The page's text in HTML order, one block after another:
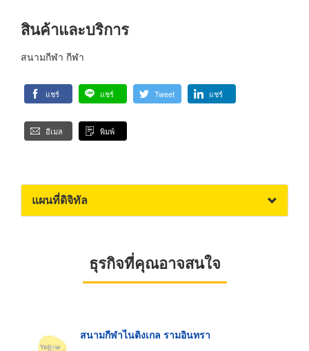
สินค้าและบริการ
สนามกีฬา กีฬา
แชร์ แชร์ Tweet แชร์
อีเมล พิมพ์
แผนที่ดิจิทัล
ธุรกิจที่คุณอาจสนใจ
สนามกีฬาไนติงเกล รามอินทรา